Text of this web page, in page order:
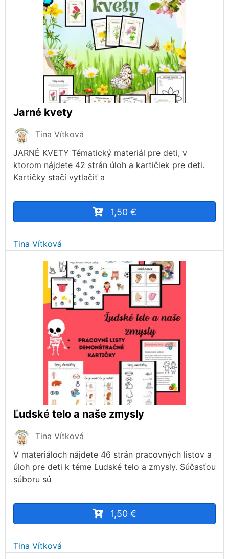
Jarné kvety
Tina Vítková
JARNÉ KVETY Tématický materiál pre deti, v
ktorom nájdete 42 strán úloh a kartičiek pre deti.
Kartičky stačí vytlačiť a
1,50 €
Tina Vítková
Ľudské telo a naše zmysly
Tina Vítková
V materiáloch nájdete 46 strán pracovných listov a
úloh pre deti k téme Ľudské telo a zmysly. Súčasťou
súboru sú
1,50 €
Tina Vítková